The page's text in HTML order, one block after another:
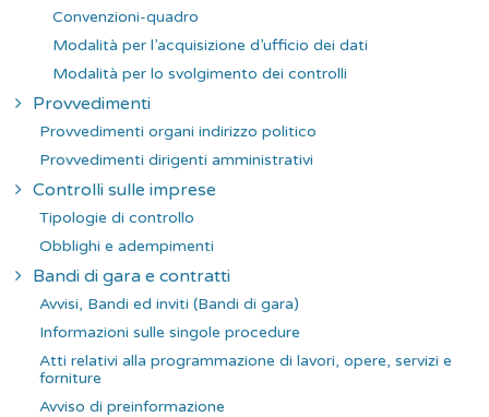
Convenzioni-quadro
Modalità per l’acquisizione d’ufficio dei dati
Modalità per lo svolgimento dei controlli
Provvedimenti
Provvedimenti organi indirizzo politico
Provvedimenti dirigenti amministrativi
Controlli sulle imprese
Tipologie di controllo
Obblighi e adempimenti
Bandi di gara e contratti
Avvisi, Bandi ed inviti (Bandi di gara)
Informazioni sulle singole procedure
Atti relativi alla programmazione di lavori, opere, servizi e
forniture
Avviso di preinformazione